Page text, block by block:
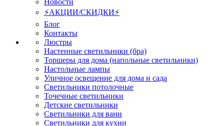
Новости
⚡АКЦИИ/СКИДКИ⚡
Блог
Контакты
Люстры
Настенные светильники (бра)
Торшеры для дома (напольные светильники)
Настольные лампы
Уличное освещение для дома и сада
Светильники потолочные
Точечные светильники
Детские светильники
Светильники для ванн
Светильники для кухни